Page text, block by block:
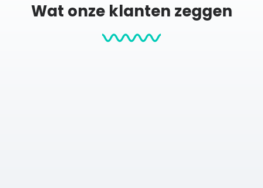
Productcategorieën:
Wat onze klanten zeggen